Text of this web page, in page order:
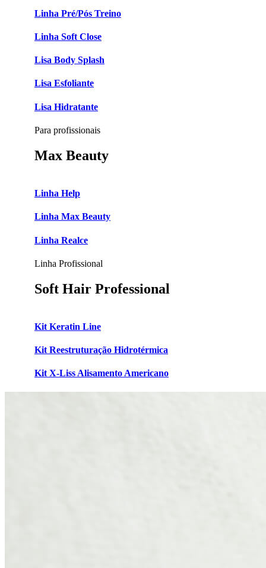
Linha Pré/Pós Treino
Linha Soft Close
Lisa Body Splash
Lisa Esfoliante
Lisa Hidratante
Para profissionais
Max Beauty
Linha Help
Linha Max Beauty
Linha Realce
Linha Profissional
Soft Hair Professional
Kit Keratin Line
Kit Reestruturação Hidrotérmica
Kit X-Liss Alisamento Americano